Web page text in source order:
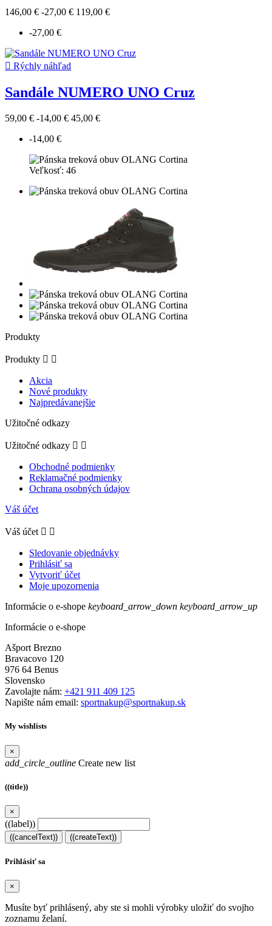
146,00 € -27,00 € 119,00 €
-27,00 €
 Rýchly náhľad
Sandále NUMERO UNO Cruz
59,00 € -14,00 € 45,00 €
-14,00 €
Veľkosť: 46
Produkty
Produkty  
Akcia
Nové produkty
Najpredávanejšie
Užitočné odkazy
Užitočné odkazy  
Obchodné podmienky
Reklamačné podmienky
Ochrana osobných údajov
Váš účet
Váš účet  
Sledovanie objednávky
Prihlásiť sa
Vytvoriť účet
Moje upozornenia
Informácie o e-shope keyboard_arrow_down keyboard_arrow_up
Informácie o e-shope
Ašport Brezno
Bravacovo 120
976 64 Benus
Slovensko
Zavolajte nám: +421 911 409 125
Napište nám email: sportnakup@sportnakup.sk
My wishlists
×
add_circle_outline Create new list
((title))
×
((label))
((cancelText)) ((createText))
Prihlásiť sa
×
Musíte byť prihlásený, aby ste si mohli výrobky uložiť do svojho
zoznamu želaní.